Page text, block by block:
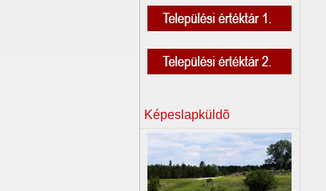
Képeslapküldõ